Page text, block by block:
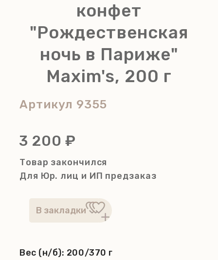
конфет
"Рождественская
ночь в Париже"
Maxim's, 200 г
Артикул 9355
3 200 ₽
Товар закончился
Для Юр. лиц и ИП предзаказ
Вес (н/б): 200/370 г